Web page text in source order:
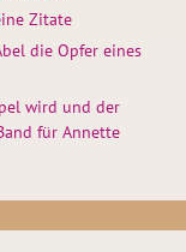
Zitate
die Opfer eines
wird und der
für Annette